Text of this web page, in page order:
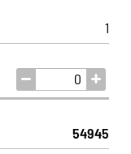
1
54945